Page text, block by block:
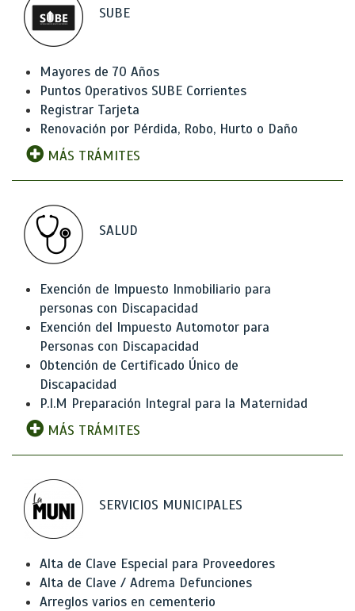
SUBE
Mayores de 70 Años
Puntos Operativos SUBE Corrientes
Registrar Tarjeta
Renovación por Pérdida, Robo, Hurto o Daño
MÁS TRÁMITES
SALUD
Exención de Impuesto Inmobiliario para
personas con Discapacidad
Exención del Impuesto Automotor para
Personas con Discapacidad
Obtención de Certificado Único de
Discapacidad
P.I.M Preparación Integral para la Maternidad
MÁS TRÁMITES
SERVICIOS MUNICIPALES
Alta de Clave Especial para Proveedores
Alta de Clave / Adrema Defunciones
Arreglos varios en cementerio